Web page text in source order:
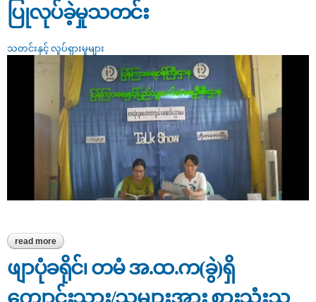
ပြုလုပ်ခဲ့မှုသတင်း
သတင်းနှင့် လှုပ်ရှားမှုများ
read more about ဘိုကလေးမြို့၊ ပြန်ကြားရေးနှင့်ပြည်သူ့ဆက်ဆံရေးဦးစီးဌာနတွင်
စားသုံးသူကာကွယ်ရေးအသိပညာပေး talk show ပြုလုပ်ခဲ့မှုသတင်း
ဖျာပုံခရိုင်၊ တမံ အ.ထ.က(ခွဲ)ရှိ